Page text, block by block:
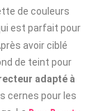
de couleurs
est parfait pour
avoir ciblé
de teint pour
adapté à
cernes pour les